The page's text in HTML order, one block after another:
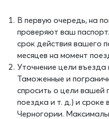
В первую очередь, на
проверяют ваш
срок действия вашего
месяцев на момент
Уточнение цели въезда
Таможенные и
спросить о цели вашей
поездка и т. д.) и сроке
Черногории.